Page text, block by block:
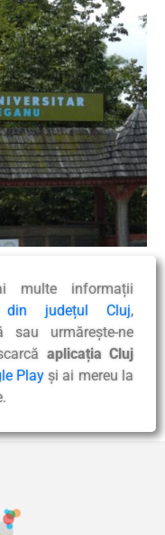
multe informații
din județul Cluj,
sau urmărește-ne
aplicația Cluj
Playși ai mereu la